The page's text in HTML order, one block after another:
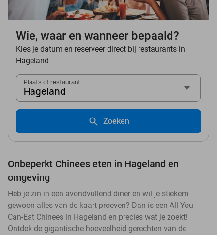
Wie, waar en wanneer bepaald?
Kies je datum en reserveer direct bij restaurants in
Hageland
Plaats of restaurant
Hageland
Zoeken
Onbeperkt Chinees eten in Hageland en
omgeving
Heb je zin in een avondvullend diner en wil je stiekem
gewoon alles van de kaart proeven? Dan is een All-You-
Can-Eat Chinees in Hageland en precies wat je zoekt!
Ontdek de gigantische hoeveelheid gerechten van de